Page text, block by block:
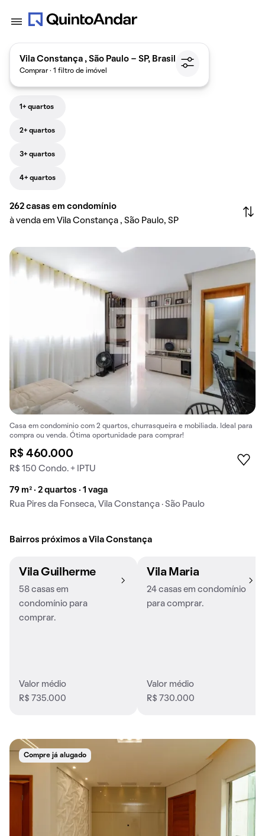
Vila Constança , São Paulo - SP, Brasil
Comprar · 1 filtro de imóvel
1+ quartos
2+ quartos
3+ quartos
4+ quartos
262 casas em condomínio
à venda em Vila Constança , São Paulo, SP
Casa em condomínio com 2 quartos, churrasqueira e mobiliada. Ideal para
compra ou venda. Ótima oportunidade para comprar!
R$ 460.000
R$ 150 Condo. + IPTU
79 m² · 2 quartos · 1 vaga
Rua Pires da Fonseca, Vila Constança · São Paulo
Bairros próximos a Vila Constança
Vila Guilherme
58 casas em
condomínio para
comprar.
Valor médio
R$ 735.000
Vila Maria
24 casas em condomínio
para comprar.
Valor médio
R$ 730.000
Compre já alugado